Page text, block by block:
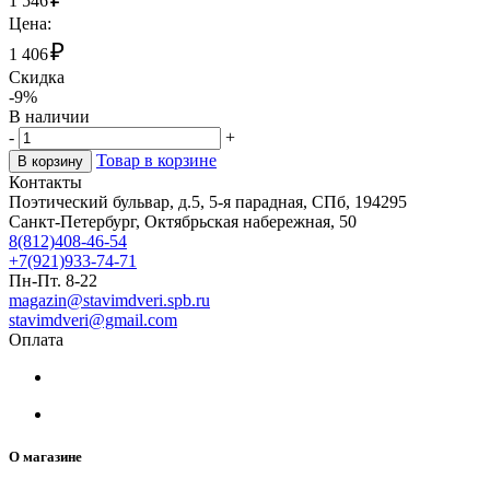
Цена:
1 406₽
Скидка
-9%
В наличии
-
+
В корзину
Товар в корзине
Контакты
Поэтический бульвар, д.5, 5-я парадная, СПб, 194295
Санкт-Петербург, Октябрьская набережная, 50
8(812)408-46-54
+7(921)933-74-71
Пн-Пт. 8-22
magazin@stavimdveri.spb.ru
stavimdveri@gmail.com
Оплата
О магазине